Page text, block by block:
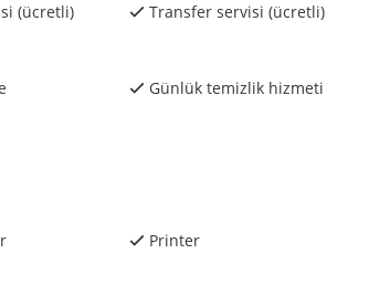
(ücretli) Transfer servisi (ücretli)
Günlük temizlik hizmeti
Printer